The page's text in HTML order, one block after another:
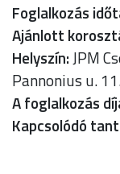
Foglalkozás
Ajánlott
Helyszín:JPM
Pannonius u.
A foglalkozás
Kapcsolódó